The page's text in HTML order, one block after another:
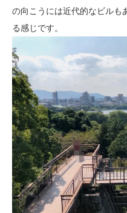
の向こうには近代的なビルも
る感じです。